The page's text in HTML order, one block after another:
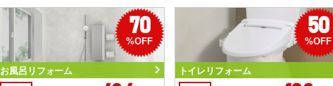
70
%OFF
お風呂リフォーム
50
%OFF
トイレリフォーム